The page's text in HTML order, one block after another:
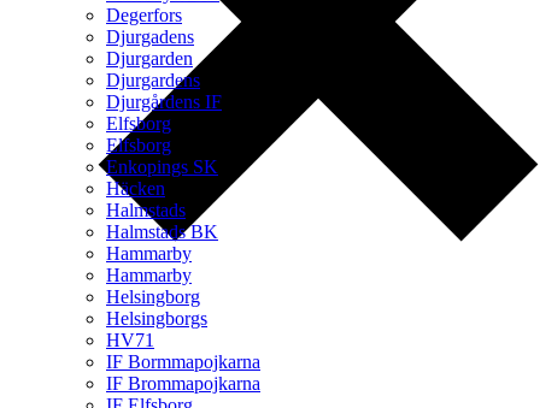
Degerfors
Djurgadens
Djurgarden
Djurgardens
Djurgårdens IF
Elfsborg
Elfsborg
Enkopings SK
Häcken
Halmstads
Halmstads BK
Hammarby
Hammarby
Helsingborg
Helsingborgs
HV71
IF Bormmapojkarna
IF Brommapojkarna